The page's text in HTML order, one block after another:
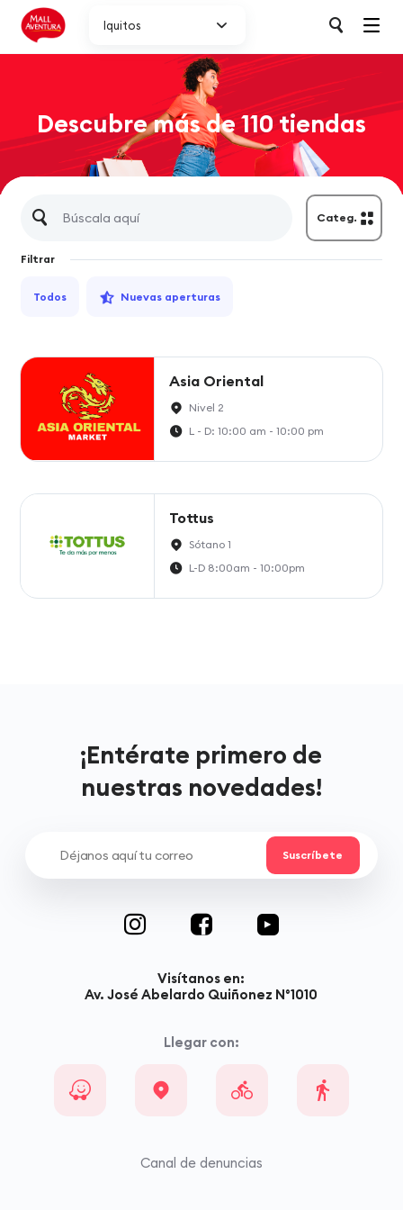
Iquitos
Descubre más de 110 tiendas
Categ.
Filtrar
Todos Nuevas aperturas
Asia Oriental
Nivel 2
L - D: 10:00 am - 10:00 pm
Tottus
Sótano 1
L-D 8:00am - 10:00pm
¡Entérate primero de
nuestras novedades!
Visítanos en:
Av. José Abelardo Quiñonez N°1010
Llegar con:
Canal de denuncias